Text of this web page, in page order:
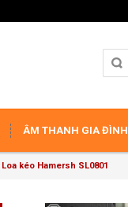
ÂM THANH GIA ĐÌNH
Loa kéo Hamersh SL0801